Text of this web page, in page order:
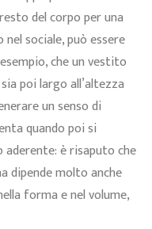
del corpo per una
sociale, può essere
che un vestito
poi largo all’altezza
un senso di
quando poi si
è risaputo che
dipende molto anche
forma e nel volume,